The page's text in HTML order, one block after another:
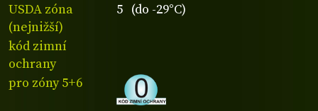
USDA zóna
(nejnižší)
5 (do -29°C)
kód zimní
ochrany
pro zóny 5+6